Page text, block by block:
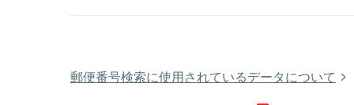
郵便番号検索に使用されているデータについて